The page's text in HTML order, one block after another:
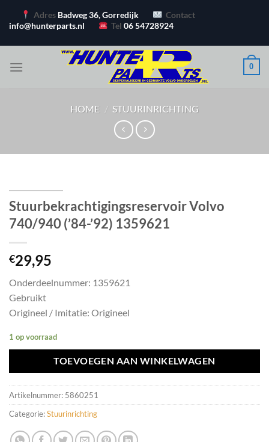
naar
Adres Badweg 36, Gorredijk
Contact
info@hunterparts.nl
Tel06 54728924
0
HOME / STUURINRICHTING
Stuurbekrachtigingsreservoir Volvo
740/940 (’84-’92) 1359621
€29,95
Onderdeelnummer: 1359621
Gebruikt
Origineel / Imitatie: Origineel
1 op voorraad
TOEVOEGEN AAN WINKELWAGEN
Artikelnummer: 5860251
Categorie:Stuurinrichting